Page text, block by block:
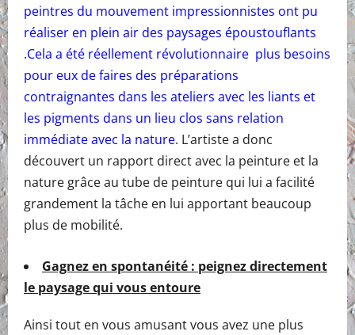
peintres du mouvement impressionnistes ont pu
réaliser en plein air des paysages époustouflants
.Cela a été réellement révolutionnaire plus besoins
pour eux de faires des préparations
contraignantes dans les ateliers avec les liants et
les pigments dans un lieu clos sans relation
immédiate avec la nature. L’artiste a donc
découvert un rapport direct avec la peinture et la
nature grâce au tube de peinture qui lui a facilité
grandement la tâche en lui apportant beaucoup
plus de mobilité.
Gagnez en spontanéité : peignez directement
le paysage qui vous entoure
Ainsi tout en vous amusant vous avez une plus